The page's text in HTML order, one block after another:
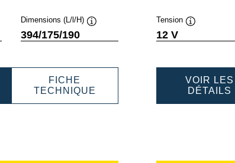
Dimensions (L/l/H)
394/175/190
FICHE
TECHNIQUE
Tension
12 V
VOIR LES
DÉTAILS